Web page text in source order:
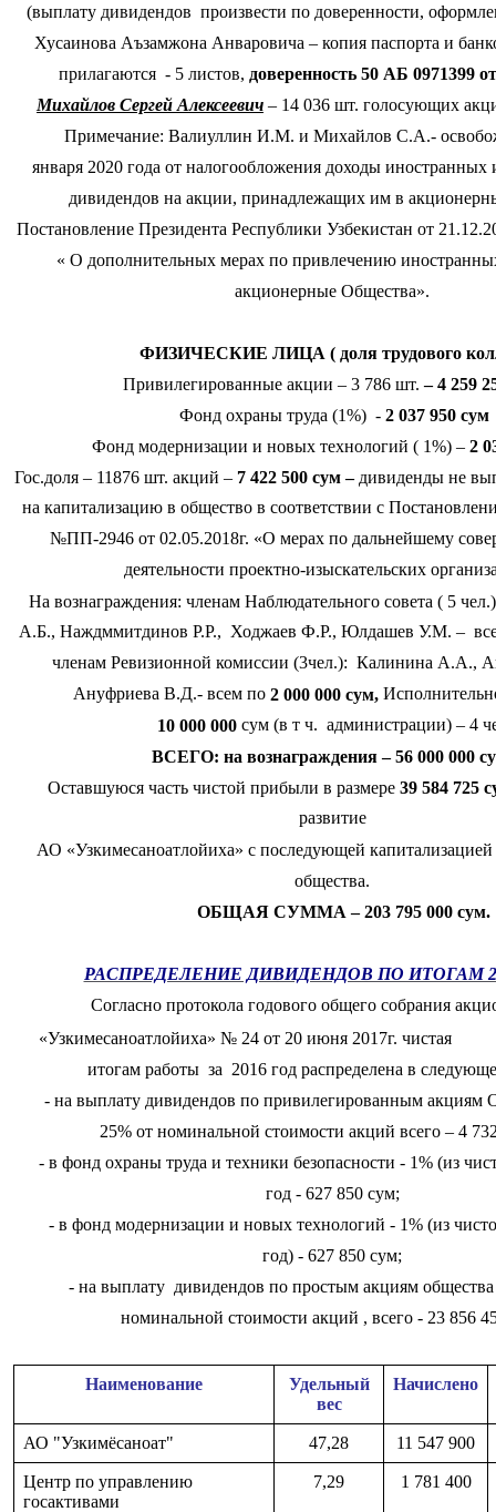
(выплату дивидендов произвести по доверенности,
Хусаинова Аъзамжона Анваровича – копия паспорта и
прилагаются - 5 листов, доверенность 50 АБ 0971399
Михайлов Сергей Алексеевич – 14 036 шт. голосующих
Примечание: Валиуллин И.М. и Михайлов С.А.-
января 2020 года от налогообложения доходы иностранных
дивидендов на акции, принадлежащих им в
Постановление Президента Республики Узбекистан от
« О дополнительных мерах по привлечению
акционерные Общества».
ФИЗИЧЕСКИЕ ЛИЦА ( доля трудового
Привилегированные акции – 3 786 шт.– 4 259
Фонд охраны труда (1%) - 2 037 950 сум
Фонд модернизации и новых технологий ( 1%) – 2
Гос.доля – 11876 шт. акций – 7 422 500 сум –дивиденды не
на капитализацию в общество в соответствии с
№ПП-2946 от 02.05.2018г. «О мерах по дальнейшему
деятельности проектно-изыскательских
На вознаграждения: членам Наблюдательного совета ( 5
А.Б., Наждммитдинов Р.Р., Ходжаев Ф.Р., Юлдашев У.М. –
членам Ревизионной комиссии (3чел.): Калинина А.А.,
Ануфриева В.Д.- всем по 2 000 000 сум,
10 000 000сум (в т ч. администрации) – 4
ВСЕГО: на вознаграждения – 56 000 000
Оставшуюся часть чистой прибыли в размере 39 584 725
развитие
АО «Узкимесаноатлойиха» с последующей
общества.
ОБЩАЯ СУММА – 203 795 000 сум.
РАСПРЕДЕЛЕНИЕ ДИВИДЕНДОВ ПО ИТОГАМ
Согласно протокола годового общего собрания
«Узкимесаноатлойиха» № 24 от 20 июня 2017г.
итогам работы за 2016 год распределена в
- на выплату дивидендов по привилегированным акциям
25% от номинальной стоимости акций всего – 4
- в фонд охраны труда и техники безопасности - 1% (из
год - 627 850 сум;
- в фонд модернизации и новых технологий - 1% (из
год) - 627 850 сум;
- на выплату дивидендов по простым акциям общества
номинальной стоимости акций , всего - 23 856
Наименование
Удельный
вес
Начислено
АО "Узкимёсаноат" 47,28 11 547 900
Центр по управлению
госактивами
7,29 1 781 400